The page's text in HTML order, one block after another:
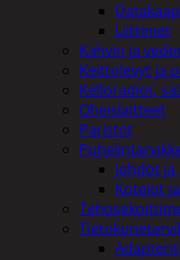
Liittimet
Kahvin ja
Keittolevyt ja
Kelloradiot,
Oheislaitteet
Paristot
Johdot
Kotelot